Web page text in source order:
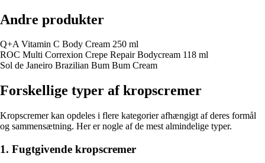
Andre produkter
Q+A Vitamin C Body Cream 250 ml
ROC Multi Correxion Crepe Repair Bodycream 118 ml
Sol de Janeiro Brazilian Bum Bum Cream
Forskellige typer af kropscremer
Kropscremer kan opdeles i flere kategorier afhængigt af deres formål
og sammensætning. Her er nogle af de mest almindelige typer.
1. Fugtgivende kropscremer